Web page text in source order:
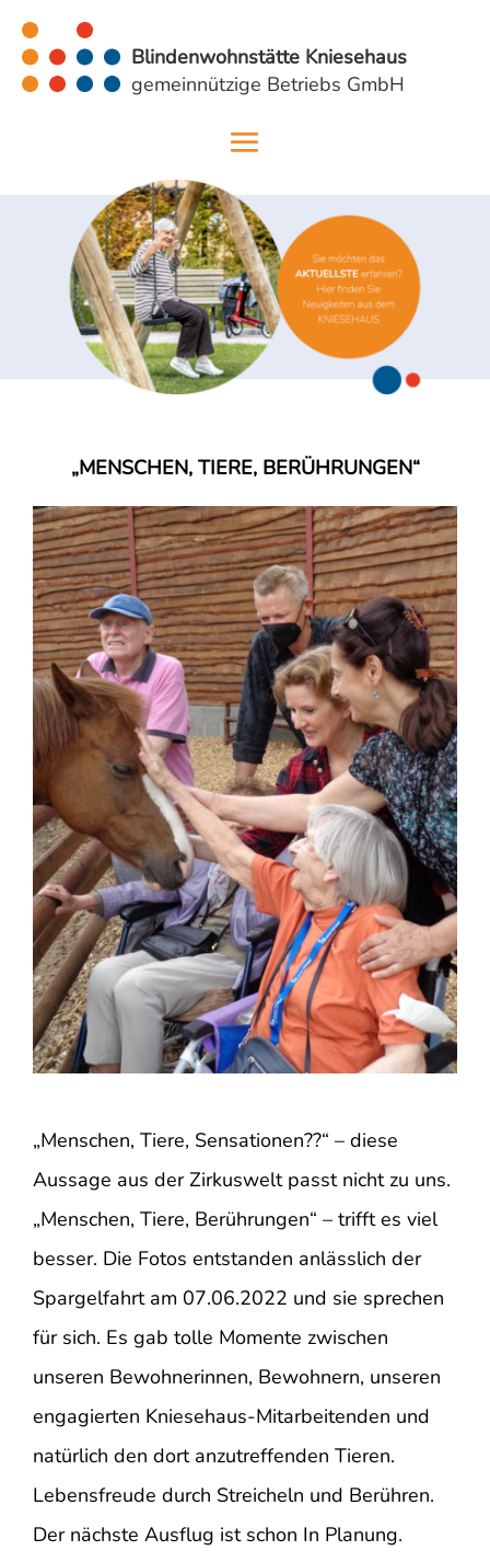
Blindenwohnstätte Kniesehaus
gemeinnützige Betriebs GmbH
„MENSCHEN, TIERE, BERÜHRUNGEN“
„Menschen, Tiere, Sensationen??“ – diese
Aussage aus der Zirkuswelt passt nicht zu uns.
„Menschen, Tiere, Berührungen“ – trifft es viel
besser. Die Fotos entstanden anlässlich der
Spargelfahrt am 07.06.2022 und sie sprechen
für sich. Es gab tolle Momente zwischen
unseren Bewohnerinnen, Bewohnern, unseren
engagierten Kniesehaus-Mitarbeitenden und
natürlich den dort anzutreffenden Tieren.
Lebensfreude durch Streicheln und Berühren.
Der nächste Ausflug ist schon In Planung.